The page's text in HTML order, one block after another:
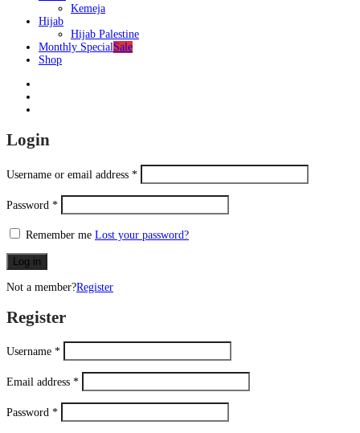
Kemeja
Hijab
Hijab Palestine
Monthly Special Sale
Shop
Login
Username or email address *
Password *
Remember me Lost your password?
Log in
Not a member?Register
Register
Username *
Email address *
Password *